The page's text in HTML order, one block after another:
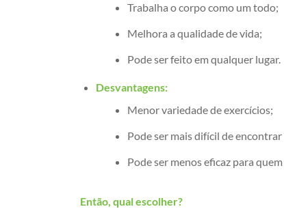
Trabalha o corpo como um todo;
Melhora a qualidade de vida;
Pode ser feito em qualquer lugar.
Desvantagens:
Menor variedade de exercícios;
Pode ser mais difícil de
Pode ser menos eficaz para
Então, qual escolher?